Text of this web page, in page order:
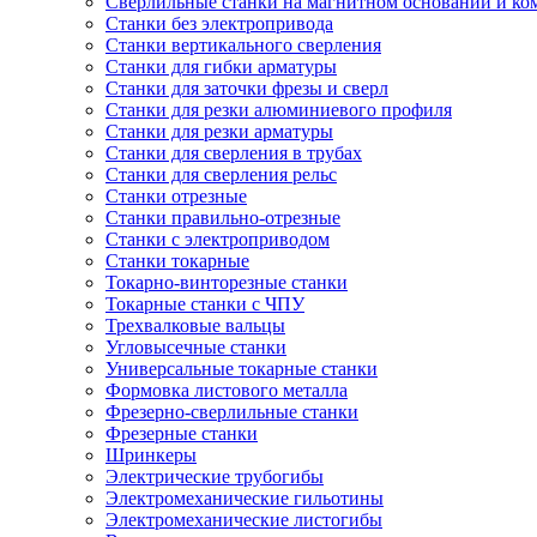
Станки без электропривода
Станки вертикального сверления
Станки для гибки арматуры
Станки для заточки фрезы и сверл
Станки для резки алюминиевого профиля
Станки для резки арматуры
Станки для сверления в трубах
Станки для сверления рельс
Станки отрезные
Станки правильно-отрезные
Станки с электроприводом
Станки токарные
Токарно-винторезные станки
Токарные станки с ЧПУ
Трехвалковые вальцы
Угловысечные станки
Универсальные токарные станки
Формовка листового металла
Фрезерно-сверлильные станки
Фрезерные станки
Шринкеры
Электрические трубогибы
Электромеханические гильотины
Электромеханические листогибы